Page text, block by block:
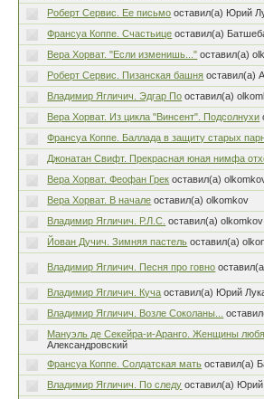
Роберт Сервис. Ее письмо оставил(а) Юрий
Франсуа Коппе. Счастьице оставил(а)
Вера Хорват. "Если изменишь..." оставил(а)
Роберт Сервис. Пизанская башня оставил(а)
Владимир Ягличич. Эдгар По оставил(а)
Вера Хорват. Из цикла "Винсент". Подсолнухи
Франсуа Коппе. Баллада в защиту старых
Джонатан Свифт. Прекрасная юная нимфа
Вера Хорват. Феофан Грек оставил(а)
Вера Хорват. В начале оставил(а) olkomkov
Владимир Ягличич. Р.Л.С. оставил(а) olkomkov
Йован Дучич. Зимняя пастель оставил(а)
Владимир Ягличич. Песня про говно
Владимир Ягличич. Куча оставил(а) Юрий
Владимир Ягличич. Возле Соколаны...
Мануэль де Секейра-и-Аранго. Женщины
Александровский
Франсуа Коппе. Солдатская мать оставил(а)
Владимир Ягличич. По следу оставил(а) Юрий